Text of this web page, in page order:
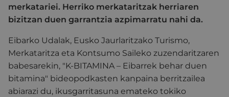
merkatariei. Herriko merkataritzak herriaren
bizitzan duen garrantzia azpimarratu nahi da.
Eibarko Udalak, Eusko Jaurlaritzako Turismo,
Merkataritza eta Kontsumo Saileko zuzendaritzaren
babesarekin, "K-BITAMINA – Eibarrek behar duen
bitamina" bideopodkasten kanpaina berritzailea
abiarazi du, ikusgarritasuna emateko tokiko